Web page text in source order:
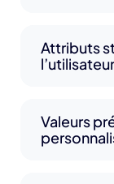
Attributs
l’utilisateur
Valeurs